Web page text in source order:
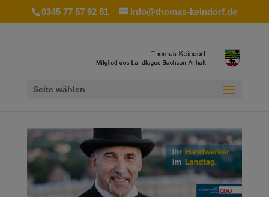
0345 77 57 92 81 info@thomas-keindorf.de
Seite wählen